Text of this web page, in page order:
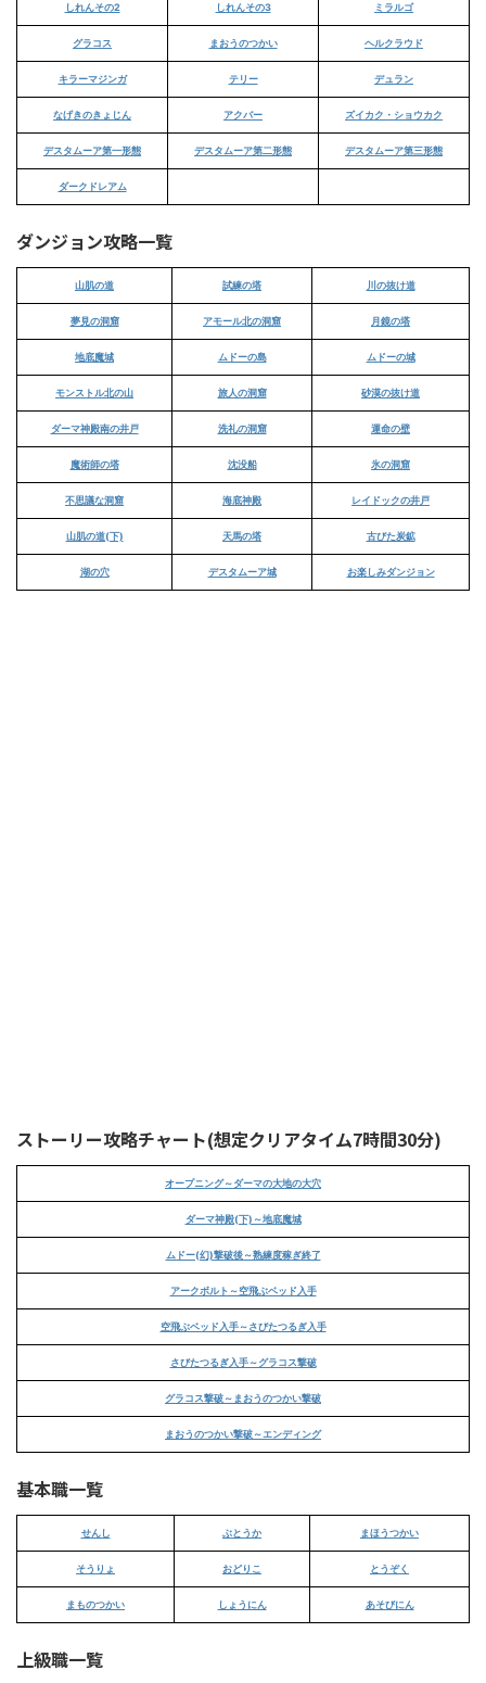
しれんその2 しれんその3 ミラルゴ
グラコス まおうのつかい ヘルクラウド
キラーマジンガ テリー デュラン
なげきのきょじん アクバー ズイカク・ショウカク
デスタムーア第一形態 デスタムーア第二形態 デスタムーア第三形態
ダークドレアム
ダンジョン攻略一覧
山肌の道 試練の塔 川の抜け道
夢見の洞窟 アモール北の洞窟 月鏡の塔
地底魔城 ムドーの島 ムドーの城
モンストル北の山 旅人の洞窟 砂漠の抜け道
ダーマ神殿南の井戸 洗礼の洞窟 運命の壁
魔術師の塔 沈没船 氷の洞窟
不思議な洞窟 海底神殿 レイドックの井戸
山肌の道(下) 天馬の塔 古びた炭鉱
湖の穴 デスタムーア城 お楽しみダンジョン
ストーリー攻略チャート(想定クリアタイム7時間30分)
オープニング～ダーマの大地の大穴
ダーマ神殿(下)～地底魔城
ムドー(幻)撃破後～熟練度稼ぎ終了
アークボルト～空飛ぶベッド入手
空飛ぶベッド入手～さびたつるぎ入手
さびたつるぎ入手～グラコス撃破
グラコス撃破～まおうのつかい撃破
まおうのつかい撃破～エンディング
基本職一覧
せんし ぶとうか まほうつかい
そうりょ おどりこ とうぞく
まものつかい しょうにん あそびにん
上級職一覧